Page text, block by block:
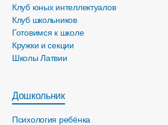
Клуб юных интеллектуалов
Клуб школьников
Готовимся к школе
Кружки и секции
Школы Латвии
Дошкольник
Психология ребёнка